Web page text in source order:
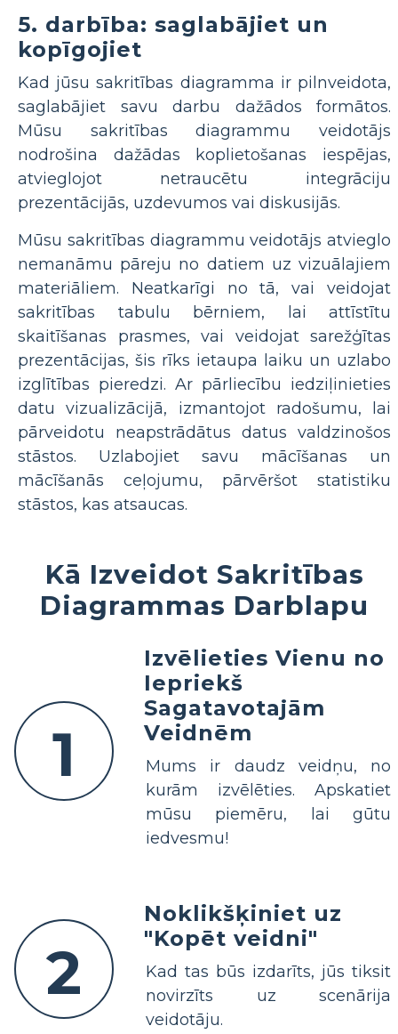
5. darbība: saglabājiet un
kopīgojiet
Kad jūsu sakritības diagramma ir pilnveidota,
saglabājiet savu darbu dažādos formātos.
Mūsu sakritības diagrammu veidotājs
nodrošina dažādas koplietošanas iespējas,
atvieglojot netraucētu integrāciju
prezentācijās, uzdevumos vai diskusijās.
Mūsu sakritības diagrammu veidotājs atvieglo
nemanāmu pāreju no datiem uz vizuālajiem
materiāliem. Neatkarīgi no tā, vai veidojat
sakritības tabulu bērniem, lai attīstītu
skaitīšanas prasmes, vai veidojat sarežģītas
prezentācijas, šis rīks ietaupa laiku un uzlabo
izglītības pieredzi. Ar pārliecību iedziļinieties
datu vizualizācijā, izmantojot radošumu, lai
pārveidotu neapstrādātus datus valdzinošos
stāstos. Uzlabojiet savu mācīšanas un
mācīšanās ceļojumu, pārvēršot statistiku
stāstos, kas atsaucas.
Kā Izveidot Sakritības
Diagrammas Darblapu
1
Izvēlieties Vienu no
Iepriekš
Sagatavotajām
Veidnēm
Mums ir daudz veidņu, no
kurām izvēlēties. Apskatiet
mūsu piemēru, lai gūtu
iedvesmu!
2
Noklikšķiniet uz
"Kopēt veidni"
Kad tas būs izdarīts, jūs tiksit
novirzīts uz scenārija
veidotāju.